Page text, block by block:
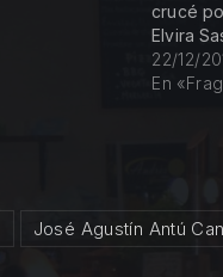
crucé
Elvira
22/12/
En
José Agustín Antú